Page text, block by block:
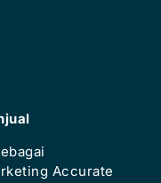
Accurate